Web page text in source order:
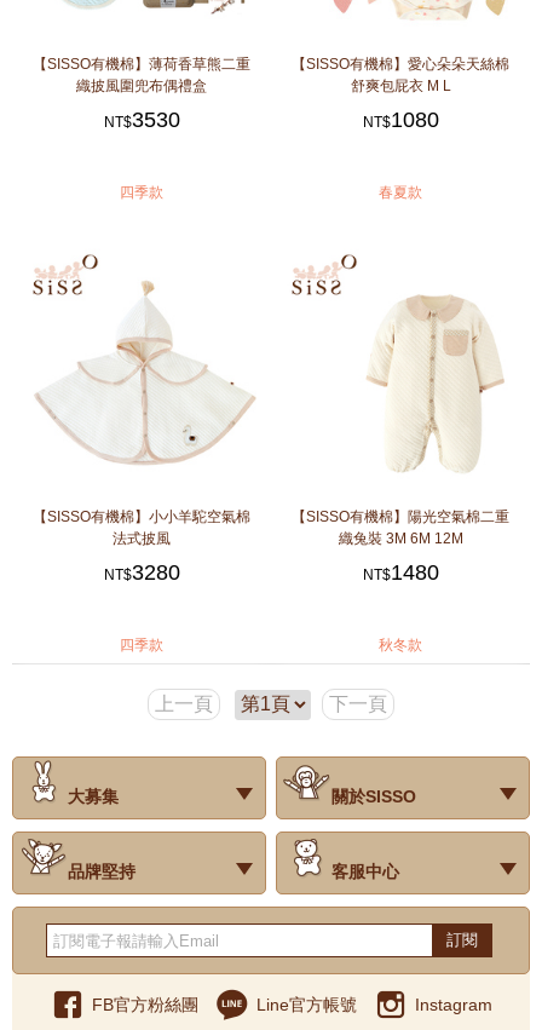
【SISSO有機棉】薄荷香草熊二重
織披風圍兜布偶禮盒
NT$3530
四季款
【SISSO有機棉】愛心朵朵天絲棉
舒爽包屁衣 M L
NT$1080
春夏款
【SISSO有機棉】小小羊駝空氣棉
法式披風
NT$3280
四季款
【SISSO有機棉】陽光空氣棉二重
織兔裝 3M 6M 12M
NT$1480
秋冬款
上一頁 下一頁
大募集
‧試用評價
關於SISSO
‧公司簡介
‧品牌故事
‧會員辨法
‧最新消息
‧門市據點
‧公益捐款
品牌堅持
‧關於有機棉
‧有機棉製品洗滌方式
‧Baby搭配小常識
‧品牌堅持
‧國際認證
客服中心
‧常見問題
‧客服信箱
‧購物說明
‧訂單查詢
‧網站導覽
‧得獎名單
‧隱私權聲明
‧版權聲明
‧海外配送服務
‧反詐騙宣導
‧紅利點數說明
訂閱
FB官方粉絲團 Line官方帳號 Instagram